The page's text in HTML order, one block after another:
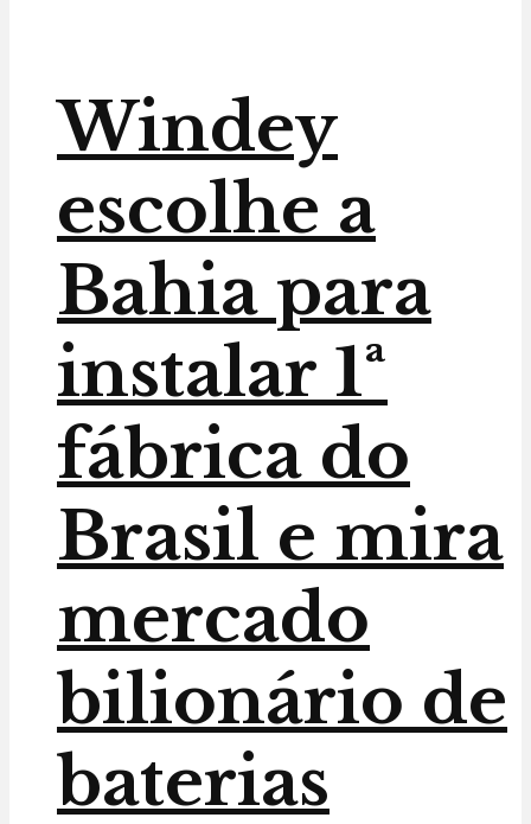
Windey
escolhe a
Bahia para
instalar 1ª
fábrica do
Brasil e mira
mercado
bilionário de
baterias